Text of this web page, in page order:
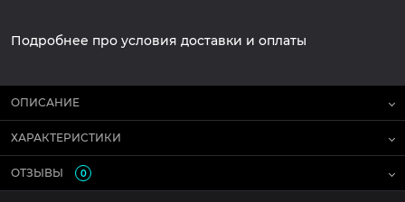
Подробнее про условия доставки и оплаты
ОПИСАНИЕ
ХАРАКТЕРИСТИКИ
ОТЗЫВЫ 0